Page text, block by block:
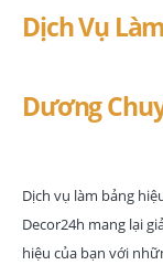
Dịch Vụ
Dương
Dịch vụ làm bảng
Decor24h mang lại
hiệu của bạn với